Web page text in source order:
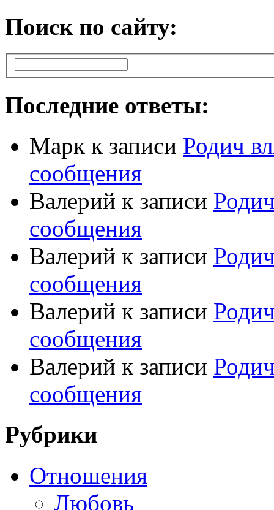
Поиск по сайту:
Последние ответы:
Марк к записи Родич
сообщения
Валерий к записи
сообщения
Валерий к записи
сообщения
Валерий к записи
сообщения
Валерий к записи
сообщения
Рубрики
Отношения
Любовь